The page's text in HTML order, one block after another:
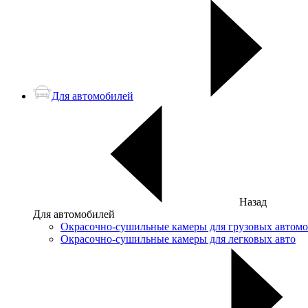
Для автомобилей
Назад
Для автомобилей
Окрасочно-сушильные камеры для грузовых
Окрасочно-сушильные камеры для легковых авто